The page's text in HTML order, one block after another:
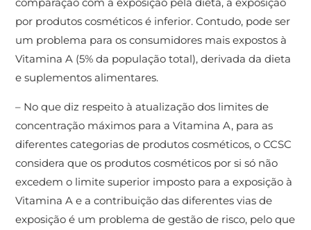
comparação com a exposição pela dieta, a exposição
por produtos cosméticos é inferior. Contudo, pode ser
um problema para os consumidores mais expostos à
Vitamina A (5% da população total), derivada da dieta
e suplementos alimentares.
– No que diz respeito à atualização dos limites de
concentração máximos para a Vitamina A, para as
diferentes categorias de produtos cosméticos, o CCSC
considera que os produtos cosméticos por si só não
excedem o limite superior imposto para a exposição à
Vitamina A e a contribuição das diferentes vias de
exposição é um problema de gestão de risco, pelo que